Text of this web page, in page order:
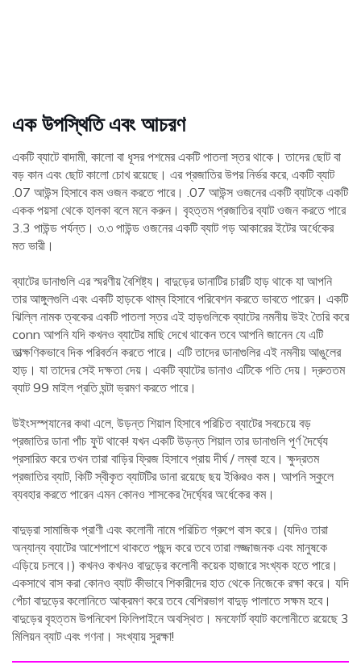
এক উপস্থিতি এবং আচরণ
একটি ব্যাটে বাদামী, কালো বা ধূসর পশমের একটি পাতলা স্তর থাকে। তাদের ছোট বা
বড় কান এবং ছোট কালো চোখ রয়েছে। এর প্রজাতির উপর নির্ভর করে, একটি ব্যাট
.07 আউন্স হিসাবে কম ওজন করতে পারে। .07 আউন্স ওজনের একটি ব্যাটকে একটি
একক পয়সা থেকে হালকা বলে মনে করুন। বৃহত্তম প্রজাতির ব্যাট ওজন করতে পারে
3.3 পাউন্ড পর্যন্ত। ৩.৩ পাউন্ড ওজনের একটি ব্যাট গড় আকারের ইটের অর্ধেকের
মত ভারী।
ব্যাটের ডানাগুলি এর স্মরণীয় বৈশিষ্ট্য। বাদুড়ের ডানাটির চারটি হাড় থাকে যা আপনি
তার আঙ্গুলগুলি এবং একটি হাড়কে থাম্ব হিসাবে পরিবেশন করতে ভাবতে পারেন। একটি
ঝিল্লি নামক ত্বকের একটি পাতলা স্তর এই হাড়গুলিকে ব্যাটের নমনীয় উইং তৈরি করে
conn আপনি যদি কখনও ব্যাটের মাছি দেখে থাকেন তবে আপনি জানেন যে এটি
তাত্ক্ষণিকভাবে দিক পরিবর্তন করতে পারে। এটি তাদের ডানাগুলির এই নমনীয় আঙুলের
হাড়। যা তাদের সেই দক্ষতা দেয়। একটি ব্যাটের ডানাও এটিকে গতি দেয়। দ্রুততম
ব্যাট 99 মাইল প্রতি ঘন্টা ভ্রমণ করতে পারে।
উইংসস্প্যানের কথা এলে, উড়ন্ত শিয়াল হিসাবে পরিচিত ব্যাটের সবচেয়ে বড়
প্রজাতির ডানা পাঁচ ফুট থাকে! যখন একটি উড়ন্ত শিয়াল তার ডানাগুলি পূর্ণ দৈর্ঘ্যে
প্রসারিত করে তখন তারা বাড়ির ফ্রিজ হিসাবে প্রায় দীর্ঘ / লম্বা হবে। ক্ষুদ্রতম
প্রজাতির ব্যাট, কিটি স্বীকৃত ব্যাটটির ডানা রয়েছে ছয় ইঞ্চিরও কম। আপনি স্কুলে
ব্যবহার করতে পারেন এমন কোনও শাসকের দৈর্ঘ্যের অর্ধেকের কম।
বাদুড়রা সামাজিক প্রাণী এবং কলোনী নামে পরিচিত গ্রুপে বাস করে। (যদিও তারা
অন্যান্য ব্যাটের আশেপাশে থাকতে পছন্দ করে তবে তারা লজ্জাজনক এবং মানুষকে
এড়িয়ে চলবে।) কখনও কখনও বাদুড়ের কলোনী কয়েক হাজারে সংখ্যক হতে পারে।
একসাথে বাস করা কোনও ব্যাট কীভাবে শিকারীদের হাত থেকে নিজেকে রক্ষা করে। যদি
পেঁচা বাদুড়ের কলোনিতে আক্রমণ করে তবে বেশিরভাগ বাদুড় পালাতে সক্ষম হবে।
বাদুড়ের বৃহত্তম উপনিবেশ ফিলিপাইনে অবস্থিত। মনফোর্ট ব্যাট কলোনীতে রয়েছে 3
মিলিয়ন ব্যাট এবং গণনা। সংখ্যায় সুরক্ষা!